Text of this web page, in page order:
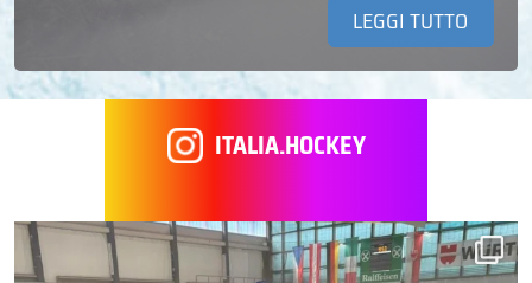
LEGGI TUTTO
ITALIA.HOCKEY